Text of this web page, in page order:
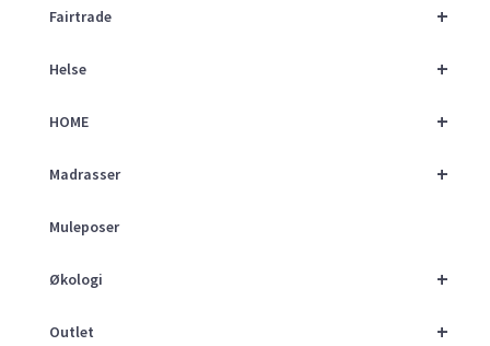
+
Fairtrade
+
Helse
+
HOME
+
Madrasser
Muleposer
+
Økologi
+
Outlet